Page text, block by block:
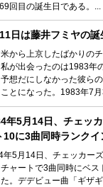
回目の誕生日である。...
日は藤井フミヤの
から上京したばかりの
私が出会ったのは1983年
想だにしなかった彼ら
とになった。1983年7
年5月14日、チェッ
10に3曲同時ランクイ
年5月14日、チェッカー
チャートで3曲同時にベ
。デデビュー曲「ギザ